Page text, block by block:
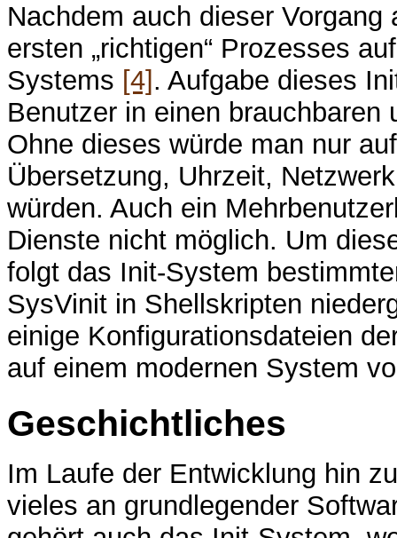
Nachdem auch dieser
ersten „richtigen“ Prozesses
Systems [4] . Aufgabe dieses
Benutzer in einen
Ohne dieses würde man nur
Übersetzung, Uhrzeit,
würden. Auch ein
Dienste nicht möglich. Um
folgt das Init-System
SysVinit in Shellskripten
einige Konfigurationsdateien
auf einem modernen System
Geschichtliches
Im Laufe der Entwicklung hin
vieles an grundlegender